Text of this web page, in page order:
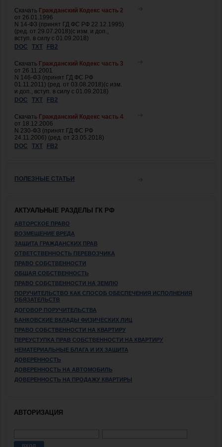
Скачать Гражданский Кодекс часть 2
от 26.01.1996
N 14-ФЗ (принят ГД ФС РФ 22.12.1995)
(ред. от 29.07.2018)(с изм. и доп.,
вступ. в силу с 01.09.2018)
DOC
TXT FB2
Скачать Гражданский Кодекс часть 3
от 26.11.2001
N 146-ФЗ (принят ГД ФС РФ
01.11.2011) (ред. от 03.08.2018)(с изм.
и доп., вступ. в силу с 01.09.2018)
DOC
TXT FB2
Скачать Гражданский Кодекс часть 4
от 18.12.2006
N 230-ФЗ (принят ГД ФС РФ
24.11.2006) (ред. от 23.05.2018)
DOC
TXT FB2
ПОЛЕЗНЫЕ СТАТЬИ
АКТУАЛЬНЫЕ РАЗДЕЛЫ ГК РФ
АВТОРСКОЕ ПРАВО
ВОЗМЕЩЕНИЕ ВРЕДА
ЗАЩИТА ГРАЖДАНСКИХ ПРАВ
ОТВЕТСТВЕННОСТЬ ПЕРЕВОЗЧИКА
ПРАВО СОБСТВЕННОСТИ
ОБЩАЯ СОБСТВЕННОСТЬ
ПРАВО СОБСТВЕННОСТИ НА ЗЕМЛЮ
ПОРУЧИТЕЛЬСТВО КАК СПОСОБ ОБЕСПЕЧЕНИЯ ИСПОЛНЕНИЯ
ОБЯЗАТЕЛЬСТВ
ДОГОВОР ПОРУЧИТЕЛЬСТВА
БАНКОВСКИЕ ВКЛАДЫ ФИЗИЧЕСКИХ ЛИЦ
ПРАВО СОБСТВЕННОСТИ НА КВАРТИРУ
ПЕРЕУСТУПКА ПРАВ СОБСТВЕННОСТИ НА КВАРТИРУ
НЕМАТЕРИАЛЬНЫЕ БЛАГА И ИХ ЗАЩИТА
ДОВЕРЕННОСТЬ
ДОВЕРЕННОСТЬ НА АВТОМОБИЛЬ
ДОВЕРЕННОСТЬ НА ПРОДАЖУ КВАРТИРЫ
АВТОРИЗАЦИЯ